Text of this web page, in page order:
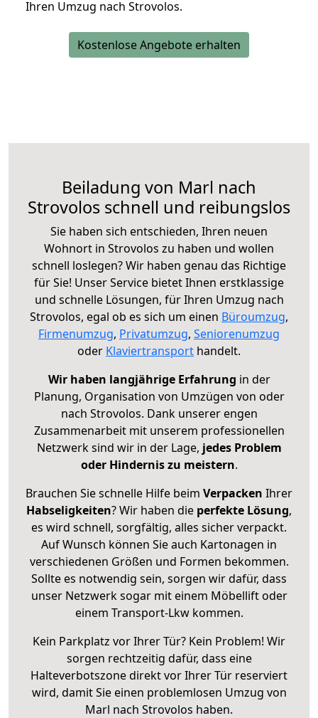
Ihren Umzug nach Strovolos.
Kostenlose Angebote erhalten
Beiladung von Marl nach
Strovolos schnell und reibungslos
Sie haben sich entschieden, Ihren neuen
Wohnort in Strovolos zu haben und wollen
schnell loslegen? Wir haben genau das Richtige
für Sie! Unser Service bietet Ihnen erstklassige
und schnelle Lösungen, für Ihren Umzug nach
Strovolos, egal ob es sich um einen Büroumzug,
Firmenumzug, Privatumzug, Seniorenumzug
oder Klaviertransport handelt.
Wir haben langjährige Erfahrung in der
Planung, Organisation von Umzügen von oder
nach Strovolos. Dank unserer engen
Zusammenarbeit mit unserem professionellen
Netzwerk sind wir in der Lage, jedes Problem
oder Hindernis zu meistern.
Brauchen Sie schnelle Hilfe beim Verpacken Ihrer
Habseligkeiten? Wir haben die perfekte Lösung,
es wird schnell, sorgfältig, alles sicher verpackt.
Auf Wunsch können Sie auch Kartonagen in
verschiedenen Größen und Formen bekommen.
Sollte es notwendig sein, sorgen wir dafür, dass
unser Netzwerk sogar mit einem Möbellift oder
einem Transport-Lkw kommen.
Kein Parkplatz vor Ihrer Tür? Kein Problem! Wir
sorgen rechtzeitig dafür, dass eine
Halteverbotszone direkt vor Ihrer Tür reserviert
wird, damit Sie einen problemlosen Umzug von
Marl nach Strovolos haben.